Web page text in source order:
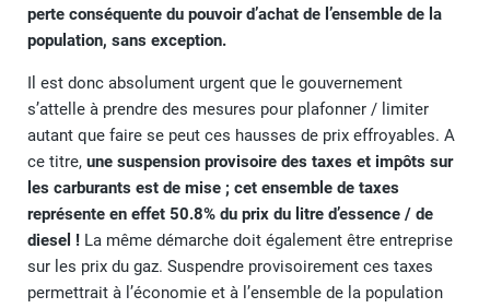
perte conséquente du pouvoir d’achat de l’ensemble de la
population, sans exception.
Il est donc absolument urgent que le gouvernement
s’attelle à prendre des mesures pour plafonner / limiter
autant que faire se peut ces hausses de prix effroyables. A
ce titre, une suspension provisoire des taxes et impôts sur
les carburants est de mise ; cet ensemble de taxes
représente en effet 50.8% du prix du litre d’essence / de
diesel ! La même démarche doit également être entreprise
sur les prix du gaz. Suspendre provisoirement ces taxes
permettrait à l’économie et à l’ensemble de la population